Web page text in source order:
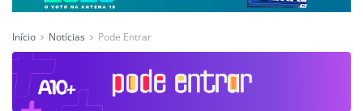
Início Notícias Pode Entrar